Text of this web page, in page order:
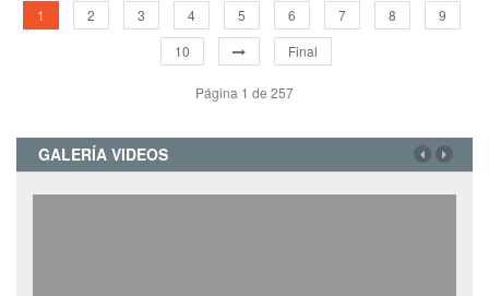
1 2 3 4 5 6 7 8
9
10
Final
Página 1 de 257
GALERÍA VIDEOS